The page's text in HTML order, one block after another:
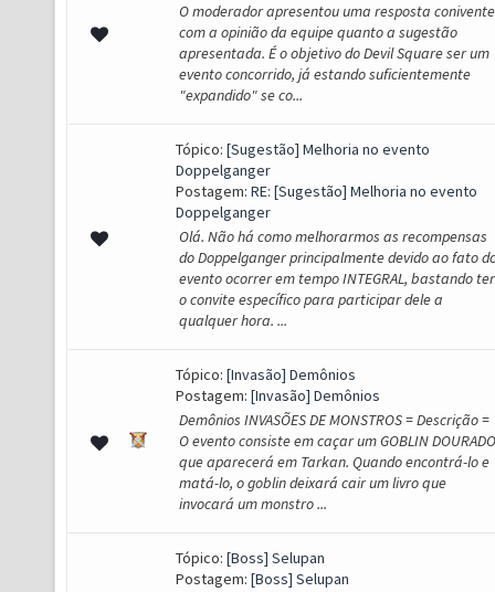
O moderador apresentou uma resposta conivente
com a opinião da equipe quanto a sugestão
apresentada. É o objetivo do Devil Square ser um
evento concorrido, já estando suficientemente
"expandido" se co...
Tópico: [Sugestão] Melhoria no evento
Doppelganger
Postagem: RE: [Sugestão] Melhoria no evento
Doppelganger
Olá. Não há como melhorarmos as recompensas
do Doppelganger principalmente devido ao fato
evento ocorrer em tempo INTEGRAL, bastando ter
o convite específico para participar dele a
qualquer hora. ...
Tópico: [Invasão] Demônios
Postagem: [Invasão] Demônios
Demônios INVASÕES DE MONSTROS = Descrição =
O evento consiste em caçar um GOBLIN DOURADO
que aparecerá em Tarkan. Quando encontrá-lo e
matá-lo, o goblin deixará cair um livro que
invocará um monstro ...
Tópico: [Boss] Selupan
Postagem: [Boss] Selupan